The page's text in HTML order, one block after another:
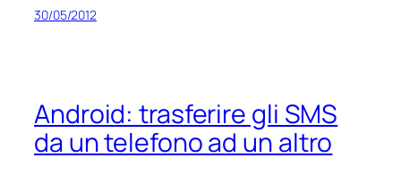
30/05/2012
Android: trasferire gli SMS
da un telefono ad un altro